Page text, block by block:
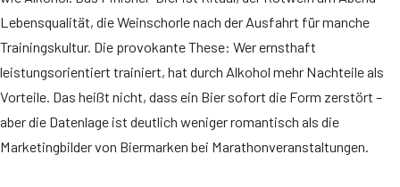
Lebensqualität, die Weinschorle nach der Ausfahrt für manche
Trainingskultur. Die provokante These: Wer ernsthaft
leistungsorientiert trainiert, hat durch Alkohol mehr Nachteile als
Vorteile. Das heißt nicht, dass ein Bier sofort die Form zerstört –
aber die Datenlage ist deutlich weniger romantisch als die
Marketingbilder von Biermarken bei Marathonveranstaltungen.